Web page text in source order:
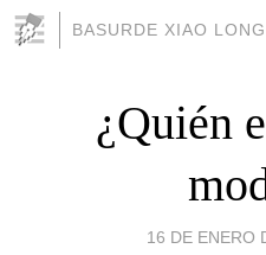
BASURDE XIAO LONG
¿Quién
16 DE ENERO